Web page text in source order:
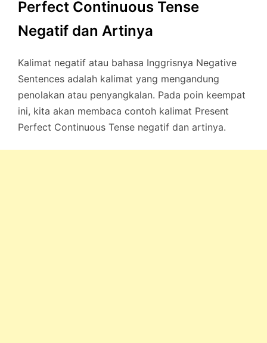
Perfect Continuous Tense
Negatif dan Artinya
Kalimat negatif atau bahasa Inggrisnya Negative
Sentences adalah kalimat yang mengandung
penolakan atau penyangkalan. Pada poin keempat
ini, kita akan membaca contoh kalimat Present
Perfect Continuous Tense negatif dan artinya.